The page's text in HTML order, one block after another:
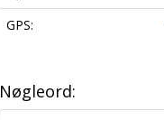
GPS:
Nøgleord: